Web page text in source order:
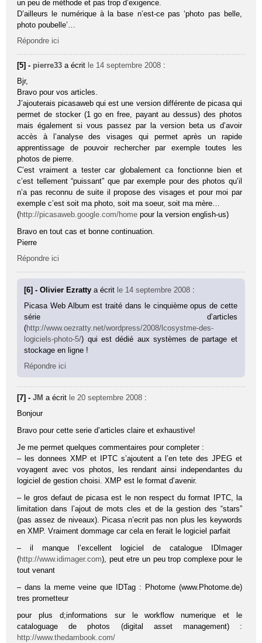
un peu de méthode et pas trop d’exigence.
D’ailleurs le numérique à la base n’est-ce pas ‘photo pas belle,
photo poubelle’…
Répondre ici
[5] - pierre33 a écrit le 14 septembre 2008 :
Bjr,
Bravo pour vos articles.
J’ajouterais picasaweb qui est une version différente de picasa qui
permet de stocker (1 go en free, payant au dessus) des photos
mais également si vous passez par la version beta us d’avoir
accès à l’analyse des visages qui permet après un rapide
apprentissage de pouvoir rechercher par exemple toutes les
photos de pierre.
C’est vraiment a tester car globalement ca fonctionne bien et
c’est tellement “puissant” que par exemple pour des photos qu’il
n’a pas reconnu de suite il propose des visages et pour moi par
exemple c’est soit ma photo, soit ma soeur, soit ma mère…
(http://picasaweb.google.com/home pour la version english-us)
Bravo en tout cas et bonne continuation.
Pierre
Répondre ici
[6] - Olivier Ezrattya écrit le 14 septembre 2008 :
Picasa Web Album est traité dans le cinquième opus de cette
série d’articles
(http://www.oezratty.net/wordpress/2008/lcosystme-des-
logiciels-photo-5/) qui est dédié aux systèmes de partage et
stockage en ligne !
Répondre ici
[7] -JM a écrit le 20 septembre 2008 :
Bonjour
Bravo pour cette serie d’articles claire et exhaustive!
Je me permet quelques commentaires pour completer :
– les donnees XMP et IPTC s’ajoutent a l’en tete des JPEG et
voyagent avec vos photos, les rendant ainsi independantes du
logiciel de gestion choisi. XMP est le format d’avenir.
– le gros defaut de picasa est le non respect du format IPTC, la
limitation dans l’ajout de mots cles et de la gestion des “stars”
(pas assez de niveaux). Picasa n’ecrit pas non plus les keywords
en XMP. Vraiment dommage car cela en ferait le logiciel parfait
– il manque l’excellent logiciel de catalogue IDImager
(http://www.idimager.com), peut etre un peu trop complexe pour le
tout venant
– dans la meme veine que IDTag : Photome (www.Photome.de)
tres prometteur
pour plus d;informations sur le workflow numerique et le
cataloguage de photos (digital asset management) :
http://www.thedambook.com/